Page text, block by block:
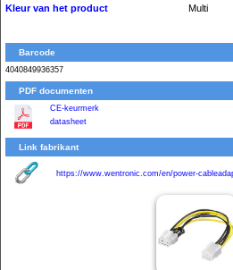
Kleur van het product
Multi
Barcode
4040849936357
PDF documenten
CE-keurmerk
datasheet
Link fabrikant
https://www.wentronic.com/en/power-